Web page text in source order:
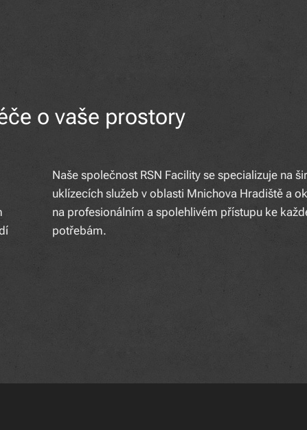
o vaše prostory
Naše společnost RSN Facility se specializuje na
uklízecích služeb v oblasti Mnichova Hradiště a
na profesionálním a spolehlivém přístupu ke
potřebám.